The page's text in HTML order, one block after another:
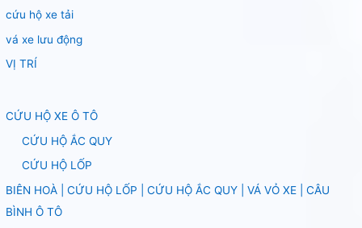
cứu hộ xe tải
vá xe lưu động
VỊ TRÍ
CỨU HỘ XE Ô TÔ
CỨU HỘ ẮC QUY
CỨU HỘ LỐP
BIÊN HOÀ | CỨU HỘ LỐP | CỨU HỘ ẮC QUY | VÁ VỎ XE | CÂU
BÌNH Ô TÔ